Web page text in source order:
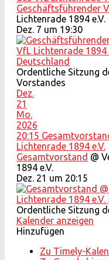
Geschäftsführender
Lichtenrade 1894 e.V.
Dez. 7 um 19:30
Ordentliche Sitzung
Vorstandes
Dez.
21
Mo.
2026
20:15
Lichtenrade 1894 e.V.
Gesamtvorstand @
1894 e.V.
Dez. 21 um 20:15
Ordentliche Sitzung
Kalender anzeigen
Hinzufügen
Zu Timely-